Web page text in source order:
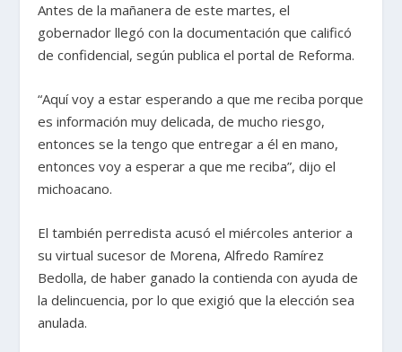
Antes de la mañanera de este martes, el
gobernador llegó con la documentación que calificó
de confidencial, según publica el portal de Reforma.
“Aquí voy a estar esperando a que me reciba porque
es información muy delicada, de mucho riesgo,
entonces se la tengo que entregar a él en mano,
entonces voy a esperar a que me reciba”, dijo el
michoacano.
El también perredista acusó el miércoles anterior a
su virtual sucesor de Morena, Alfredo Ramírez
Bedolla, de haber ganado la contienda con ayuda de
la delincuencia, por lo que exigió que la elección sea
anulada.